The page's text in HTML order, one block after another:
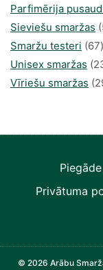
Parfimērija
Sieviešu smaržas
Smaržu testeri 67
Unisex smaržas
Vīriešu smaržas
Piegāde
Privātuma
© 2026 Arābu